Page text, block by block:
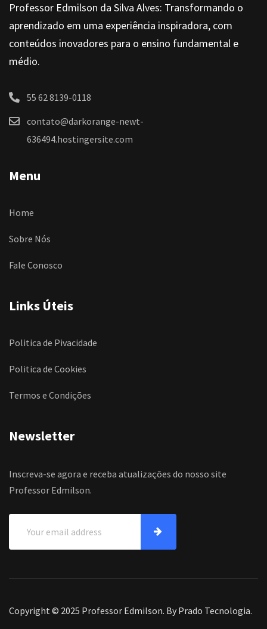
Professor Edmilson da Silva Alves: Transformando o
aprendizado em uma experiência inspiradora, com
conteúdos inovadores para o ensino fundamental e
médio.
55 62 8139-0118
contato@darkorange-newt-
636494.hostingersite.com
Menu
Home
Sobre Nós
Fale Conosco
Links Úteis
Politica de Pivacidade
Politica de Cookies
Termos e Condições
Newsletter
Inscreva-se agora e receba atualizações do nosso site
Professor Edmilson.
Copyright © 2025 Professor Edmilson. By Prado Tecnologia.